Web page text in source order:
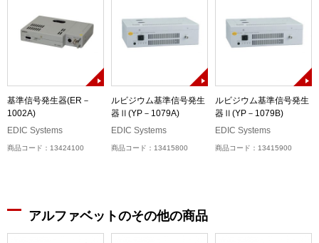
基準信号発生器(ER－
1002A)
EDIC Systems
商品コード：13424100
ルビジウム基準信号発生
器Ⅱ(YP－1079A)
EDIC Systems
商品コード：13415800
ルビジウム基準信号発生
器Ⅱ(YP－1079B)
EDIC Systems
商品コード：13415900
アルファベットのその他の商品